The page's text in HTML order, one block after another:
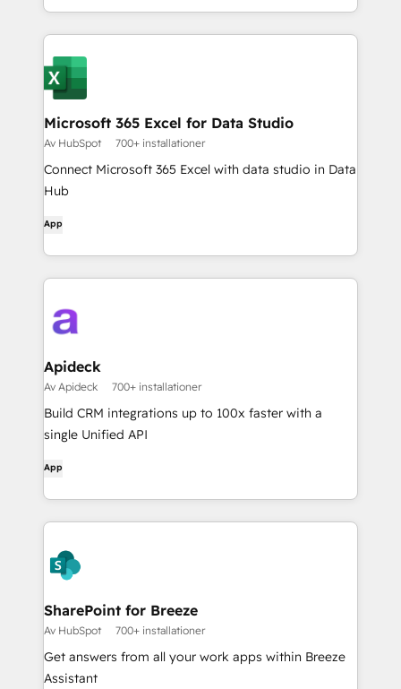
Microsoft 365 Excel for Data Studio
Av HubSpot 700+ installationer
Connect Microsoft 365 Excel with data studio in Data
Hub
App
Apideck
Av Apideck 700+ installationer
Build CRM integrations up to 100x faster with a
single Unified API
App
SharePoint for Breeze
Av HubSpot 700+ installationer
Get answers from all your work apps within Breeze
Assistant